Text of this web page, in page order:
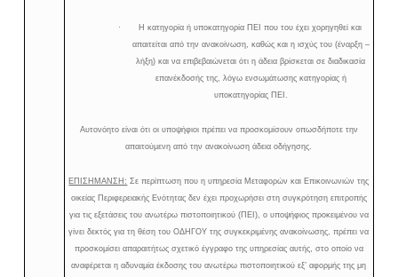
·
Η κατηγορία ή υποκατηγορία ΠΕΙ που του έχει χορηγηθεί και
απαιτείται από την ανακοίνωση, καθώς και η ισχύς του (έναρξη –
λήξη) και να επιβεβαιώνεται ότι η άδεια βρίσκεται σε διαδικασία
επανέκδοσής της, λόγω ενσωμάτωσης κατηγορίας ή
υποκατηγορίας ΠΕΙ.
Αυτονόητο είναι ότι οι υποψήφιοι πρέπει να προσκομίσουν οπωσδήποτε την
απαιτούμενη από την ανακοίνωση άδεια οδήγησης.
ΕΠΙΣΗΜΑΝΣΗ: Σε περίπτωση που η υπηρεσία Μεταφορών και Επικοινωνιών της
οικείας Περιφερειακής Ενότητας δεν έχει προχωρήσει στη συγκρότηση επιτροπής
για τις εξετάσεις του ανωτέρω πιστοποιητικού (ΠΕΙ), ο υποψήφιος προκειμένου να
γίνει δεκτός για τη θέση του ΟΔΗΓΟΥ της συγκεκριμένης ανακοίνωσης, πρέπει να
προσκομίσει απαραιτήτως σχετικό έγγραφο της υπηρεσίας αυτής, στο οποίο να
αναφέρεται η αδυναμία έκδοσης του ανωτέρω πιστοποιητικού εξ’ αφορμής της μη